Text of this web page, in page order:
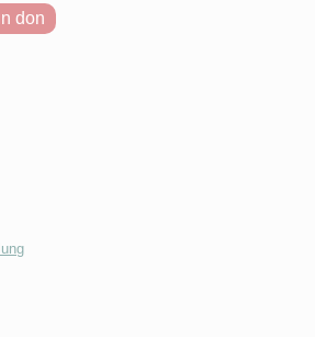
don